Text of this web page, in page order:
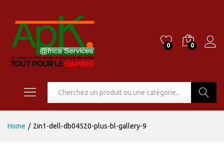
0 0
Home / 2in1-dell-db04520-plus-bl-gallery-9